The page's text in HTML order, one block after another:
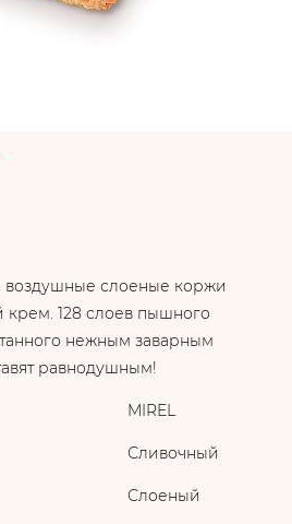
воздушные слоеные коржи
крем. 128 слоев пышного
нежным заварным
равнодушным!
MIREL
Сливочный
Слоеный